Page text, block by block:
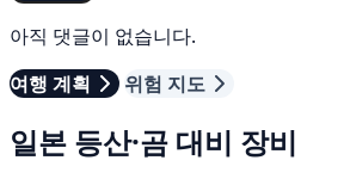
아직 댓글이 없습니다.
여행 계획
위험 지도
일본 등산·곰 대비 장비